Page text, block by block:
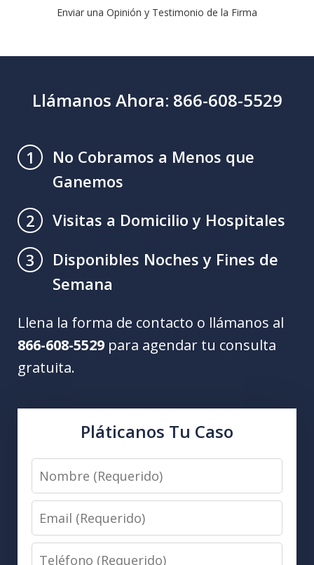
Enviar una Opinión y Testimonio de la Firma
Llámanos Ahora: 866-608-5529
1
No Cobramos a Menos que
Ganemos
2
Visitas a Domicilio y Hospitales
3
Disponibles Noches y Fines de
Semana
Llena la forma de contacto o llámanos al
866-608-5529 para agendar tu consulta
gratuita.
Pláticanos Tu Caso
Nombre
(Requerido)
Email
(Requerido)
Teléfono